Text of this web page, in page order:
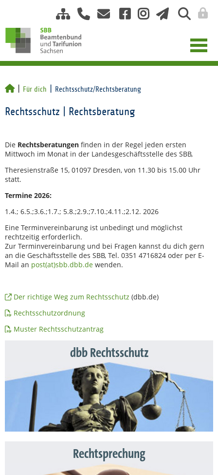
Für dich Rechtsschutz/Rechtsberatung
Rechtsschutz | Rechtsberatung
Die Rechtsberatungen finden in der Regel jeden ersten
Mittwoch im Monat in der Landesgeschäftsstelle des SBB,
Theresienstraße 15, 01097 Dresden, von 11.30 bis 15.00 Uhr
statt.
Termine 2026:
1.4.; 6.5.;3.6.;1.7.; 5.8.;2.9.;7.10.;4.11.;2.12. 2026
Eine Terminvereinbarung ist unbedingt und möglichst
rechtzeitig erforderlich.
Zur Terminvereinbarung und bei Fragen kannst du dich gern
an die Geschäftsstelle des SBB, Tel. 0351 4716824 oder per E-
Mail an post(at)sbb.dbb.de wenden.
Der richtige Weg zum Rechtsschutz (dbb.de)
Rechtsschutzordnung
Muster Rechtsschutzantrag
dbb Rechtsschutz
Rechtsprechung